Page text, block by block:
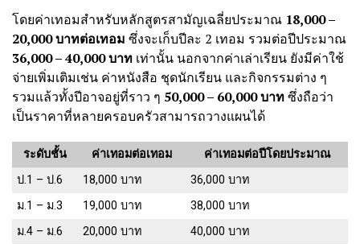
โดยค่าเทอมสำหรับหลักสูตรสามัญเฉลี่ยประมาณ 18,000 –
20,000 บาทต่อเทอม ซึ่งจะเก็บปีละ 2 เทอม รวมต่อปีประมาณ
36,000 – 40,000 บาท เท่านั้น นอกจากค่าเล่าเรียน ยังมีค่าใช้
จ่ายเพิ่มเติมเช่น ค่าหนังสือ ชุดนักเรียน และกิจกรรมต่าง ๆ
รวมแล้วทั้งปีอาจอยู่ที่ราว ๆ 50,000 – 60,000 บาทซึ่งถือว่า
เป็นราคาที่หลายครอบครัวสามารถวางแผนได้
ระดับชั้น ค่าเทอมต่อเทอม
ค่าเทอมต่อปีโดยประมาณ
ป.1 – ป.6
18,000 บาท
36,000 บาท
ม.1 – ม.3
19,000 บาท
38,000 บาท
ม.4 – ม.6
20,000 บาท 40,000 บาท